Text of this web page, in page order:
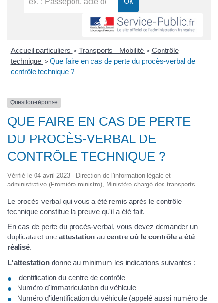
Accueil particuliers > Transports - Mobilité > Contrôle
technique > Que faire en cas de perte du procès-verbal de
contrôle technique ?
Question-réponse
QUE FAIRE EN CAS DE PERTE
DU PROCÈS-VERBAL DE
CONTRÔLE TECHNIQUE ?
Vérifié le 04 avril 2023 - Direction de l'information légale et
administrative (Première ministre), Ministère chargé des transports
Le procès-verbal qui vous a été remis après le contrôle
technique constitue la preuve qu'il a été fait.
En cas de perte du procès-verbal, vous devez demander un
duplicata et une attestation au centre où le contrôle a été
réalisé.
L'attestation donne au minimum les indications suivantes :
Identification du centre de contrôle
Numéro d'immatriculation du véhicule
Numéro d'identification du véhicule (appelé aussi numéro de